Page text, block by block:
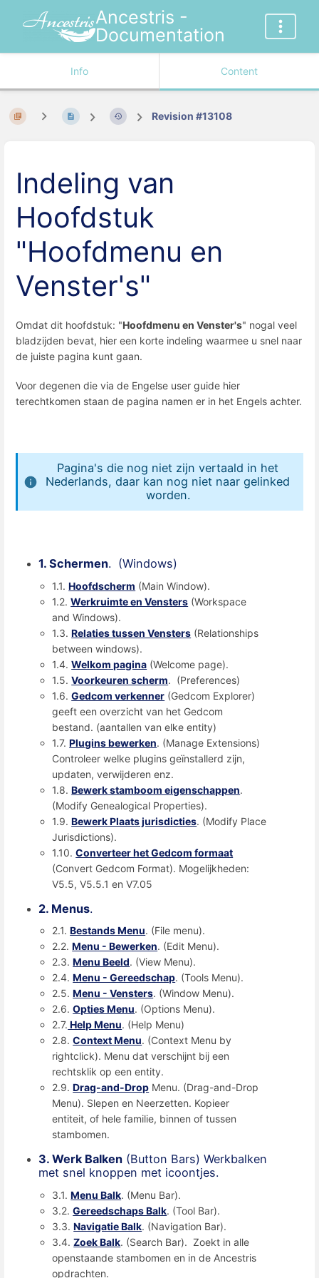
Ancestris -
Documentation
Info Content
Revision #13108
Indeling van
Hoofdstuk
"Hoofdmenu en
Venster's"
Omdat dit hoofdstuk: "Hoofdmenu en Venster's" nogal veel
bladzijden bevat, hier een korte indeling waarmee u snel naar
de juiste pagina kunt gaan.
Voor degenen die via de Engelse user guide hier
terechtkomen staan de pagina namen er in het Engels achter.
Pagina's die nog niet zijn vertaald in het
Nederlands, daar kan nog niet naar gelinked
worden.
1. Schermen. (Windows)
1.1.Hoofdscherm (Main Window).
1.2.Werkruimte en Vensters (Workspace
and Windows).
1.3.Relaties tussen Vensters (Relationships
between windows).
1.4.Welkom pagina (Welcome page).
1.5.Voorkeuren scherm. (Preferences)
1.6.Gedcom verkenner (Gedcom Explorer)
geeft een overzicht van het Gedcom
bestand. (aantallen van elke entity)
1.7.Plugins bewerken. (Manage Extensions)
Controleer welke plugins geïnstallerd zijn,
updaten, verwijderen enz.
1.8.Bewerk stamboom eigenschappen.
(Modify Genealogical Properties).
1.9.Bewerk Plaats jurisdicties. (Modify Place
Jurisdictions).
1.10.Converteer het Gedcom formaat
(Convert Gedcom Format). Mogelijkheden:
V5.5, V5.5.1 en V7.05
2. Menus.
2.1.Bestands Menu. (File menu).
2.2.Menu - Bewerken. (Edit Menu).
2.3.Menu Beeld. (View Menu).
2.4.Menu - Gereedschap. (Tools Menu).
2.5.Menu - Vensters. (Window Menu).
2.6.Opties Menu. (Options Menu).
2.7. Help Menu. (Help Menu)
2.8.Context Menu. (Context Menu by
rightclick). Menu dat verschijnt bij een
rechtsklik op een entity.
2.9.Drag-and-Drop Menu. (Drag-and-Drop
Menu). Slepen en Neerzetten. Kopieer
entiteit, of hele familie, binnen of tussen
stambomen.
3. Werk Balken (Button Bars) Werkbalken
met snel knoppen met icoontjes.
3.1.Menu Balk. (Menu Bar).
3.2.Gereedschaps Balk. (Tool Bar).
3.3.Navigatie Balk. (Navigation Bar).
3.4.Zoek Balk. (Search Bar). Zoekt in alle
openstaande stambomen en in de Ancestris
opdrachten.